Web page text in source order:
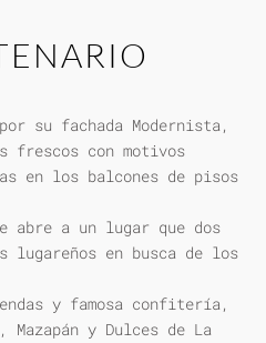
su fachada Modernista,
frescos con motivos
en los balcones de pisos
abre a un lugar que dos
en busca de los
y famosa confitería,
y Dulces de La